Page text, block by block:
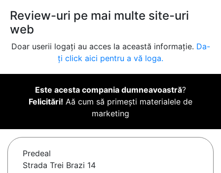
Review-uri pe mai multe site-uri
web
Doar userii logați au acces la această informație. Da-
ți click aici pentru a vă loga.
Este acesta compania dumneavoastră?
Felicitări! Aă cum să primești materialele de
marketing
Predeal
Strada Trei Brazi 14